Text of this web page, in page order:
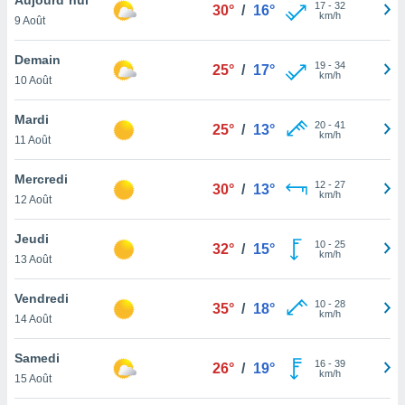
et
»,
au
vous
qu'ils
ou
le
ainsi
un
la
du
9 Août
30° / 16° 17- 32
km/h
Demain
10 Août
25° / 17° 19- 34
km/h
Mardi
11 Août
25° / 13° 20- 41
km/h
Mercredi
12 Août
30° / 13° 12- 27
km/h
Jeudi
13 Août
32° / 15° 10- 25
km/h
Vendredi
14 Août
35° / 18° 10- 28
km/h
Samedi
15 Août
26° / 19° 16- 39
km/h